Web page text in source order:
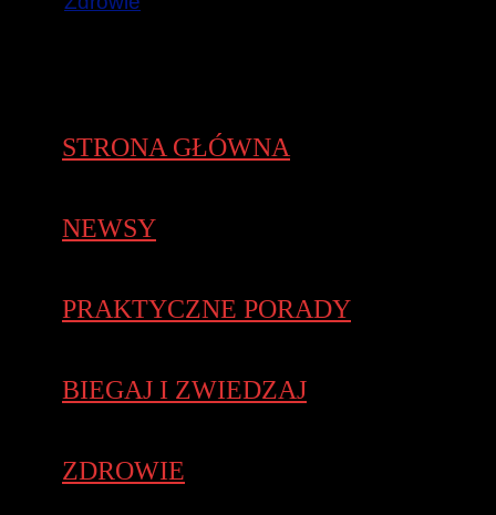
STRONA GŁÓWNA
NEWSY
PRAKTYCZNE PORADY
BIEGAJ I ZWIEDZAJ
ZDROWIE